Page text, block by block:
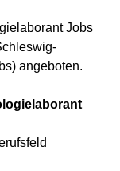
Jobs
angeboten.